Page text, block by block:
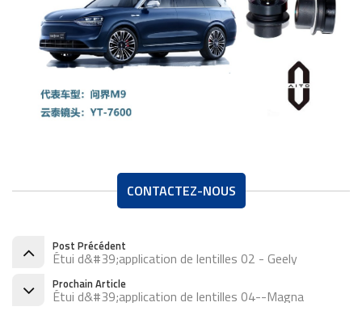
CONTACTEZ-NOUS
Post Précédent
Étui d&#39;application de lentilles 02 - Geely
Prochain Article
Étui d&#39;application de lentilles 04--Magna